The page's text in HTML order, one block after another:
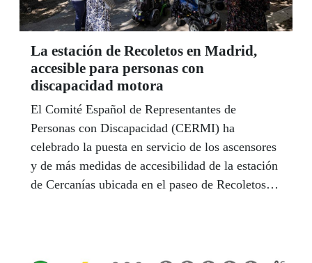
La estación de Recoletos en Madrid,
accesible para personas con
discapacidad motora
El Comité Español de Representantes de
Personas con Discapacidad (CERMI) ha
celebrado la puesta en servicio de los ascensores
y de más medidas de accesibilidad de la estación
de Cercanías ubicada en el paseo de Recoletos de